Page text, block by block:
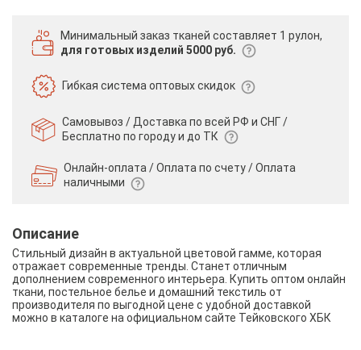
Минимальный заказ тканей составляет 1 рулон,
для готовых изделий 5000 руб.
Гибкая системаоптовых скидок
Самовывоз / Доставка по всей РФ и СНГ /
Бесплатно по городу и до ТК
Онлайн-оплата / Оплата по счету /Оплата
наличными
Описание
Стильный дизайн в актуальной цветовой гамме, которая
отражает современные тренды. Станет отличным
дополнением современного интерьера. Купить оптом онлайн
ткани, постельное белье и домашний текстиль от
производителя по выгодной цене с удобной доставкой
можно в каталоге на официальном сайте Тейковского ХБК